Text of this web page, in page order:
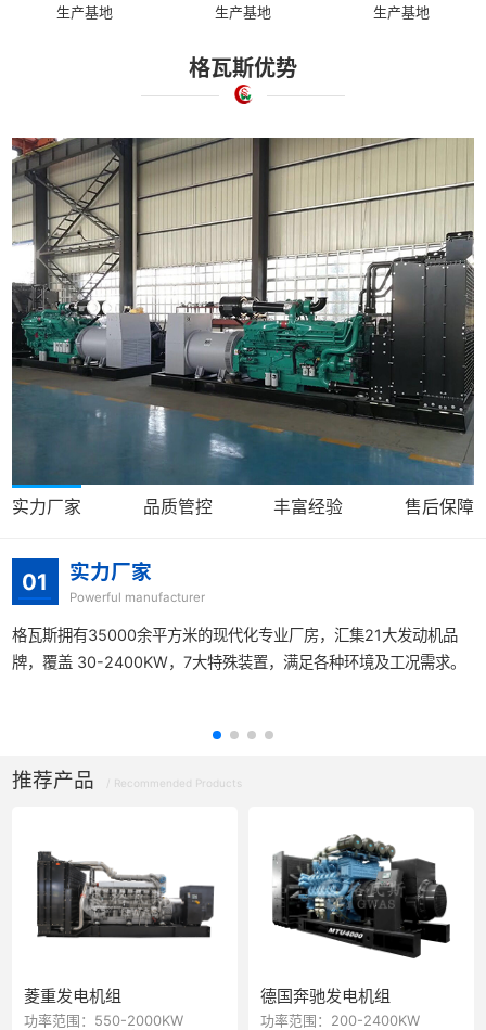
生产基地 生产基地 生产基地
格瓦斯优势
实力厂家 品质管控 丰富经验 售后保障
01 实力厂家
Powerful manufacturer
格瓦斯拥有35000余平方米的现代化专业厂房，汇集21大发动机品
牌，覆盖 30-2400KW，7大特殊装置，满足各种环境及工况需求。
推荐产品 / Recommended Products
菱重发电机组
功率范围：550-2000KW
德国奔驰发电机组
功率范围：200-2400KW